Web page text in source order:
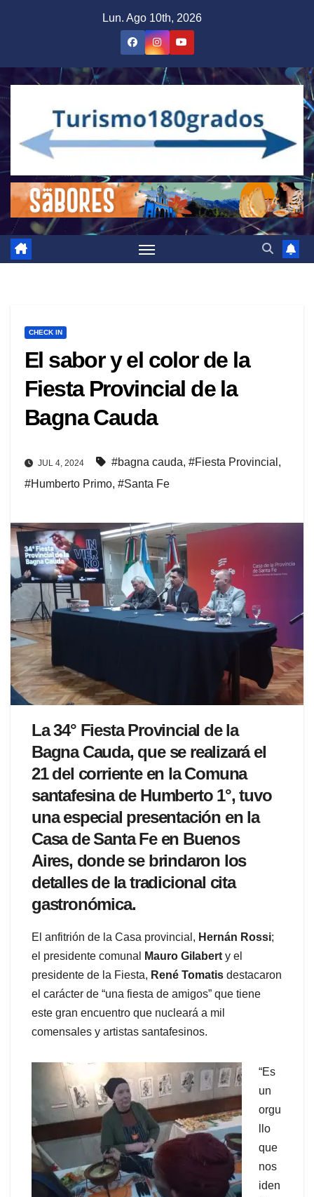
Lun. Ago 10th, 2026
CHECK IN
El sabor y el color de la
Fiesta Provincial de la
Bagna Cauda
JUL 4, 2024 #bagna cauda, #Fiesta Provincial ,
#Humberto Primo, #Santa Fe
La 34° Fiesta Provincial de la
Bagna Cauda, que se realizará el
21 del corriente en la Comuna
santafesina de Humberto 1°, tuvo
una especial presentación en la
Casa de Santa Fe en Buenos
Aires, donde se brindaron los
detalles de la tradicional cita
gastronómica.
El anfitrión de la Casa provincial, Hernán Rossi;
el presidente comunal
Mauro Gilabert y el
presidente de la Fiesta, René Tomatis destacaron
el carácter de “una fiesta de amigos” que tiene
este gran encuentro que nucleará a mil
comensales y artistas santafesinos.
“Es
un
orgu
llo
que
nos
iden